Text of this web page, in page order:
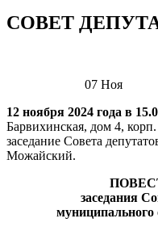
СОВЕТ
07Ноя
12 ноября 2024 года в
Барвихинская, дом 4, корп.
заседание Совета
Можайский.
заседания